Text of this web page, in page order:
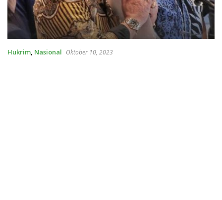
Hukrim, Nasional Oktober 10, 2023